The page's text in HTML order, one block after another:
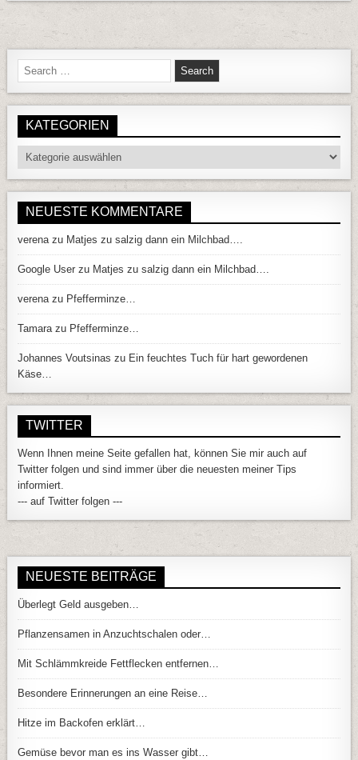
Search for:
KATEGORIEN
Kategorien
NEUESTE KOMMENTARE
verenazu Matjes zu salzig dann ein Milchbad….
Google User zu Matjes zu salzig dann ein Milchbad….
verenazu Pfefferminze…
Tamarazu Pfefferminze…
Johannes Voutsinas zu Ein feuchtes Tuch für hart gewordenen
Käse…
TWITTER
Wenn Ihnen meine Seite gefallen hat, können Sie mir auch auf
Twitter folgen und sind immer über die neuesten meiner Tips
informiert.
--- auf Twitter folgen ---
NEUESTE BEITRÄGE
Überlegt Geld ausgeben…
Pflanzensamen in Anzuchtschalen oder…
Mit Schlämmkreide Fettflecken entfernen…
Besondere Erinnerungen an eine Reise…
Hitze im Backofen erklärt…
Gemüse bevor man es ins Wasser gibt…